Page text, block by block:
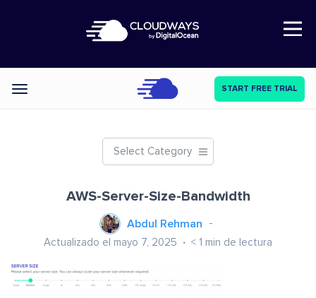
Open Nav
Categories START FREE TRIAL
Select Category
AWS-Server-Size-Bandwidth
Abdul Rehman
Actualizado el mayo 7, 2025 < 1 min de lectura